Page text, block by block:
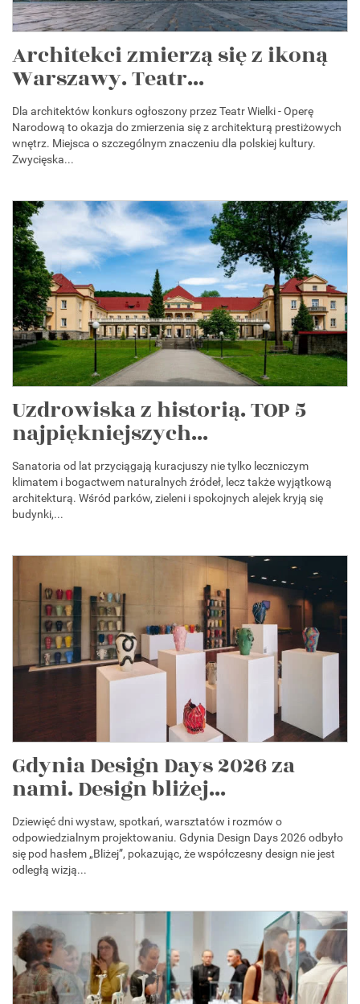
Architekci zmierzą się z ikoną
Warszawy. Teatr...
Dla architektów konkurs ogłoszony przez Teatr Wielki - Operę
Narodową to okazja do zmierzenia się z architekturą prestiżowych
wnętrz. Miejsca o szczególnym znaczeniu dla polskiej kultury.
Zwycięska...
Uzdrowiska z historią. TOP 5
najpiękniejszych...
Sanatoria od lat przyciągają kuracjuszy nie tylko leczniczym
klimatem i bogactwem naturalnych źródeł, lecz także wyjątkową
architekturą. Wśród parków, zieleni i spokojnych alejek kryją się
budynki,...
Gdynia Design Days 2026 za
nami. Design bliżej...
Dziewięć dni wystaw, spotkań, warsztatów i rozmów o
odpowiedzialnym projektowaniu. Gdynia Design Days 2026 odbyło
się pod hasłem „Bliżej”, pokazując, że współczesny design nie jest
odległą wizją...